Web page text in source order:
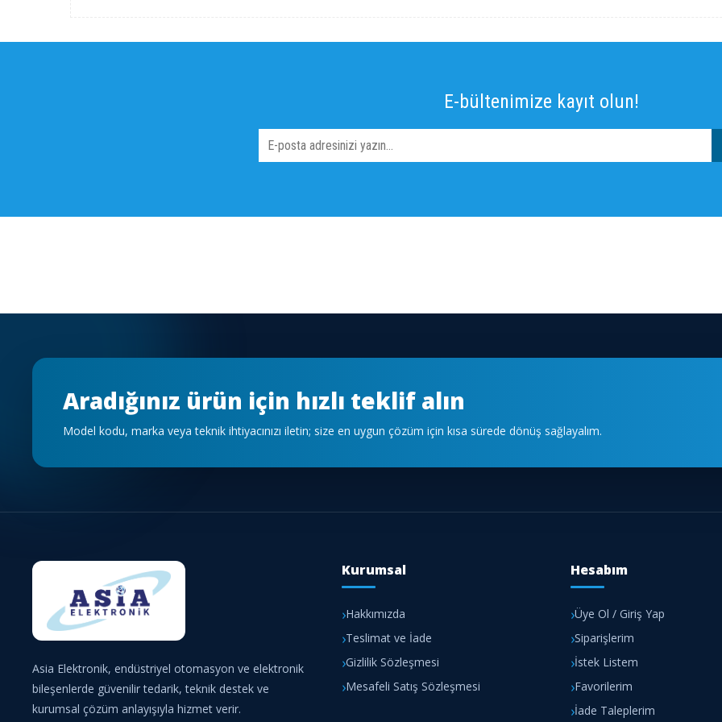
E-bültenimize kayıt olun!
Aradığınız ürün için hızlı teklif alın
Model kodu, marka veya teknik ihtiyacınızı iletin; size en uygun çözüm için kısa sürede dönüş sağlayalım.
Asia Elektronik, endüstriyel otomasyon ve elektronik
bileşenlerde güvenilir tedarik, teknik destek ve
kurumsal çözüm anlayışıyla hizmet verir.
Kurumsal
Hakkımızda
Teslimat ve İade
Gizlilik Sözleşmesi
Mesafeli Satış Sözleşmesi
Hesabım
Üye Ol / Giriş Yap
Siparişlerim
İstek Listem
Favorilerim
İade Taleplerim